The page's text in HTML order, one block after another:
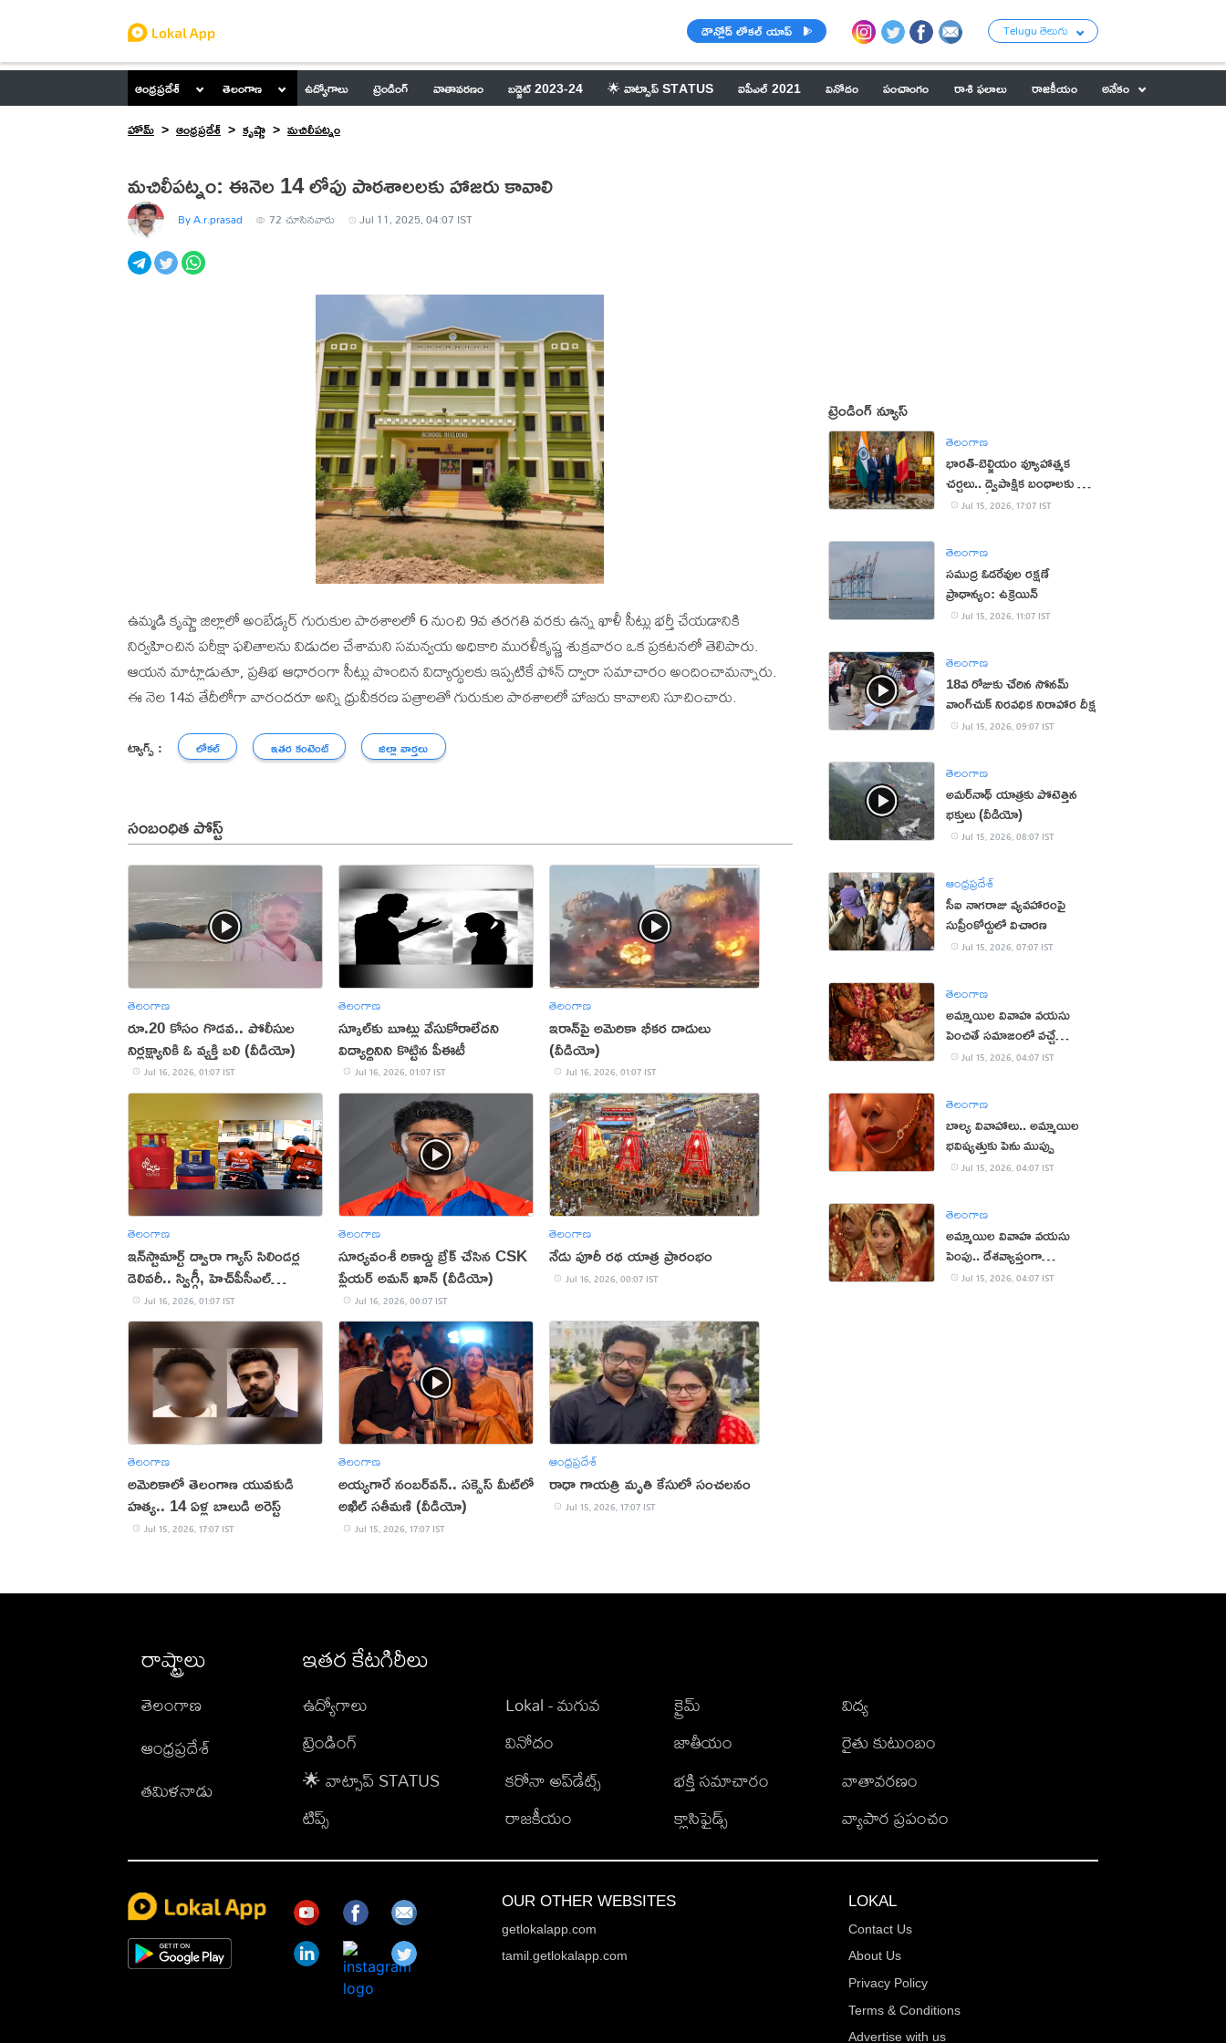
డౌన్లోడ్ లోకల్ యాప్ Telugu తెలుగు
ఆంధ్రప్రదేశ్ తెలంగాణ ఉద్యోగాలు ట్రెండింగ్ వాతావరణం బడ్జెట్ 2023-24 🌟 వాట్సాప్ STATUS ఐపీఎల్ 2021 వినోదం పంచాంగం రాశి ఫలాలు రాజకీయం
అనేకం
హోమ్
ఆంధ్రప్రదేశ్ కృష్ణా మ‌చిలీప‌ట్నం
మచిలీపట్నం: ఈనెల 14 లోపు పాఠశాలలకు హాజరు కావాలి
By A.r.prasad 72 చూసినవారు Jul 11, 2025, 04:07 IST
ఉమ్మడి కృష్ణా జిల్లాలో అంబేడ్కర్ గురుకుల పాఠశాలలో 6 నుంచి 9వ తరగతి వరకు ఉన్న ఖాళీ సీట్లు భర్తీ చేయడానికి
నిర్వహించిన పరీక్షా ఫలితాలను విడుదల చేశామని సమన్వయ అధికారి మురళీకృష్ణ శుక్రవారం ఒక ప్రకటనలో తెలిపారు.
ఆయన మాట్లాడుతూ, ప్రతిభ ఆధారంగా సీట్లు పొందిన విద్యార్థులకు ఇప్పటికే ఫోన్ ద్వారా సమాచారం అందించామన్నారు.
ఈ నెల 14వ తేదీలోగా వారందరూ అన్ని ధ్రువీకరణ పత్రాలతో గురుకుల పాఠశాలలో హాజరు కావాలని సూచించారు.
ట్యాగ్స్ : లోకల్ ఇతర కంటెంట్ జిల్లా వార్తలు
సంబంధిత పోస్ట్
తెలంగాణ
రూ.20 కోసం గొడవ.. పోలీసుల
నిర్లక్ష్యానికి ఓ వ్యక్తి బలి (వీడియో)
Jul 16, 2026, 01:07 IST
తెలంగాణ
స్కూల్‌కు బూట్లు వేసుకోరాలేదని
విద్యార్థినిని కొట్టిన పీఈటీ
Jul 16, 2026, 01:07 IST
తెలంగాణ
ఇరాన్‌పై అమెరికా భీకర దాడులు
(వీడియో)
Jul 16, 2026, 01:07 IST
తెలంగాణ
ఇన్‌స్టామార్ట్ ద్వారా గ్యాస్ సిలిండర్ల
డెలివరీ.. స్విగ్గీ, హెచ్‌పీసీఎల్‌
ఒప్పందం
Jul 16, 2026, 01:07 IST
తెలంగాణ
సూర్యవంశీ రికార్డు బ్రేక్ చేసిన CSK
ప్లేయర్ అమన్ ఖాన్ (వీడియో)
Jul 16, 2026, 00:07 IST
తెలంగాణ
నేడు పూరీ రథ యాత్ర ప్రారంభం
Jul 16, 2026, 00:07 IST
తెలంగాణ
అమెరికాలో తెలంగాణ యువకుడి
హత్య.. 14 ఏళ్ల బాలుడి అరెస్ట్
Jul 15, 2026, 17:07 IST
తెలంగాణ
అయ్యగారే నంబర్‌వన్.. సక్సెస్‌ మీట్‌లో
అఖిల్ సతీమణి (వీడియో)
Jul 15, 2026, 17:07 IST
ఆంధ్రప్రదేశ్
రాధా గాయత్రి మృతి కేసులో సంచలనం
Jul 15, 2026, 17:07 IST
ట్రెండింగ్ న్యూస్
తెలంగాణ
భారత్-బెల్జియం వ్యూహాత్మక
చర్చలు.. ద్వైపాక్షిక బంధాలకు కొత్త
ఊపుJul 15, 2026, 17:07 IST
తెలంగాణ
సముద్ర ఓడరేవుల రక్షణే
ప్రాధాన్యం: ఉక్రెయిన్
Jul 15, 2026, 11:07 IST
తెలంగాణ
18వ రోజుకు చేరిన సోనమ్
వాంగ్‌చుక్ నిరవధిక నిరాహార దీక్ష
Jul 15, 2026, 09:07 IST
తెలంగాణ
అమర్‌నాథ్ యాత్రకు పోటెత్తిన
భక్తులు (వీడియో)
Jul 15, 2026, 08:07 IST
ఆంధ్రప్రదేశ్
సీఐ నాగరాజు వ్యవహారంపై
సుప్రీంకోర్టులో విచారణ
Jul 15, 2026, 07:07 IST
తెలంగాణ
అమ్మాయిల వివాహ వయసు
పెంచితే సమాజంలో వచ్చే
మార్పులు ఇవే!
Jul 15, 2026, 04:07 IST
తెలంగాణ
బాల్య వివాహాలు.. అమ్మాయిల
భవిష్యత్తుకు పెను ముప్పు
Jul 15, 2026, 04:07 IST
తెలంగాణ
అమ్మాయిల వివాహ వయసు
పెంపు.. దేశవ్యాప్తంగా
భిన్నాభిప్రాయాలు
Jul 15, 2026, 04:07 IST
రాష్ట్రాలు
తెలంగాణ
ఆంధ్రప్రదేశ్
తమిళనాడు
ఇతర కేటగిరీలు
ఉద్యోగాలు
ట్రెండింగ్
🌟 వాట్సాప్ STATUS
టిప్స్
Lokal - మగువ
వినోదం
కరోనా అప్‌డేట్స్
రాజకీయం
క్రైమ్
జాతీయం
భక్తి సమాచారం
క్లాసిఫైడ్స్
విద్య
రైతు కుటుంబం
వాతావరణం
వ్యాపార ప్రపంచం
OUR OTHER WEBSITES
getlokalapp.com
tamil.getlokalapp.com
LOKAL
Contact Us
About Us
Privacy Policy
Terms & Conditions
Advertise with us